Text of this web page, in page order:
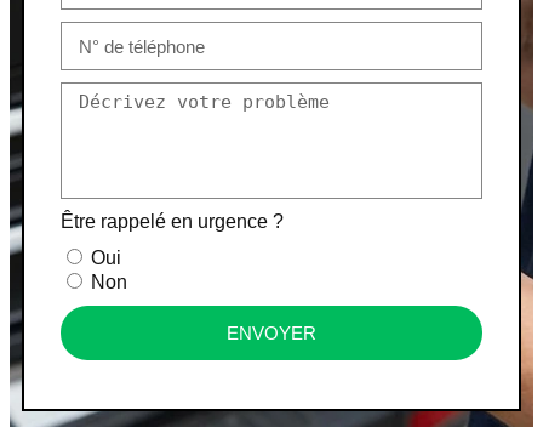
Être rappelé en urgence ?
Oui
Non
ENVOYER